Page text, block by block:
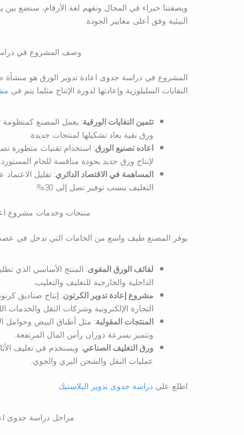
وبصفتنا خبراء في المجال ونفهم لغة الأرقام، سنضع بين
البيئية وفق أعلى معايير الجودة.
وصف المشروع في
المشروع في دراسة جدوى اعادة تدوير الورق هو منشأة
النفايات السليلوزية وإعادتها لدورة الإنتاج مثلما يتم في
تثمين النفايات الورقية: يعمل المصنع كمنظومة
ورق نقية يعاد تشكيلها لمنتجات جديدة.
اعاده تصنيع الورق: استخدام تقنيات متطورة
لإنتاج ورق جديد بجودة منافسة للخام المستورد.
المساهمة في الاقتصاد الدائري: تقليل
التغليف بنسب توفير تصل إلى 30%.
منتجات وخدمات مشروع
يوفر المصنع طيف واسع من الخامات التي تدخل في عصب
لفائف الورق المقوى: المنتج الأساسي الذي
الداخلية والخارجية للتغليف والتعليب.
مشروع إعادة تدوير الكرتون: إنتاج صناديق
التجارة الإلكترونية وشركات النقل والخدمات
المنتجات المقولبة: مثل أطباق البيض وحوامل
وتتميز بسرعة دوران رأس المال المرتفعة.
ورق التغليف الصناعي: ويستخدم في تغليف
عمليات النقل والشحن البري والجوي.
اطلع على دراسة جدوى تدوير البلاستيك
مراحل دراسة جدوى